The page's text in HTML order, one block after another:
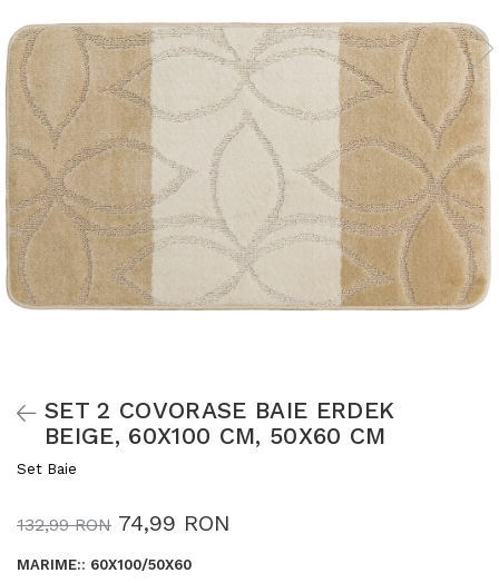
SET 2 COVORASE BAIE ERDEK
BEIGE, 60X100 CM, 50X60 CM
Set Baie
132,99 RON 74,99 RON
MARIME:: 60X100/50X60